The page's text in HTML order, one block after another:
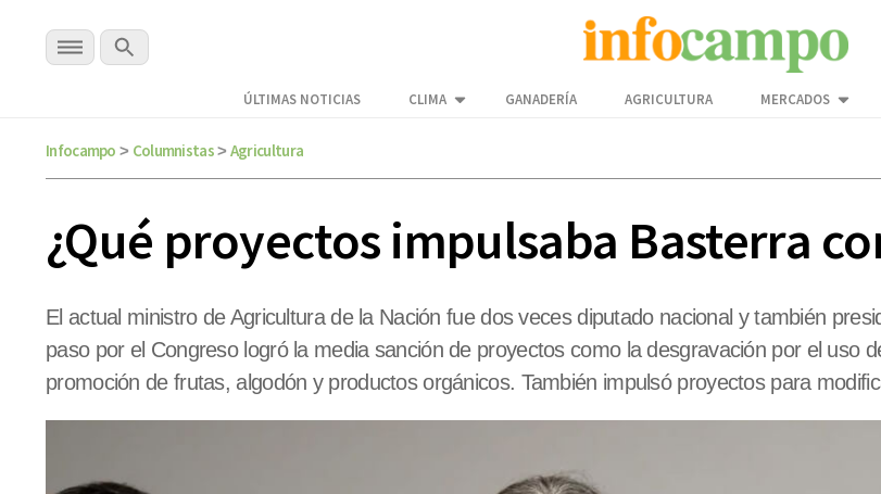
ÚLTIMAS NOTICIAS CLIMA GANADERÍA AGRICULTURA MERCADOS
Infocampo > Columnistas> Agricultura
¿Qué proyectos impulsaba Basterra
El actual ministro de Agricultura de la Nación fue dos veces diputado nacional y también
paso por el Congreso logró la media sanción de proyectos como la desgravación por el uso
promoción de frutas, algodón y productos orgánicos. También impulsó proyectos para